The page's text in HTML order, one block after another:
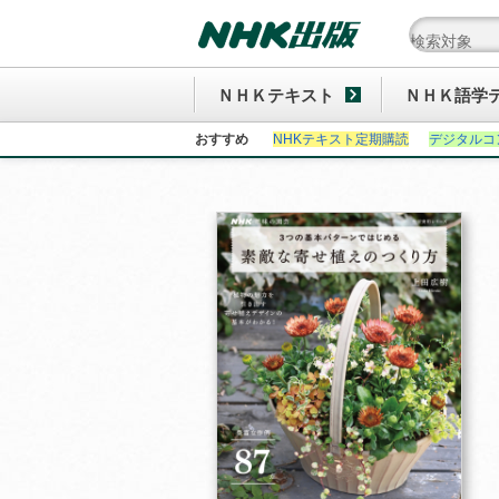
ＮＨＫテキスト ＮＨＫ語学
おすすめ NHKテキスト定期購読 デジタル